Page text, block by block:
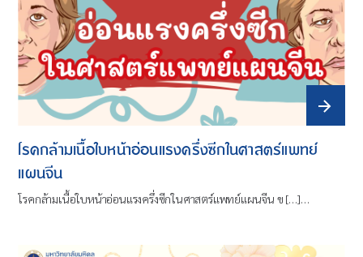
โรคกล้ามเนื้อใบหน้าอ่อนแรงครึ่งซีกในศาสตร์แพทย์
แผนจีน
โรคกล้ามเนื้อใบหน้าอ่อนแรงครึ่งซีกในศาสตร์แพทย์แผนจีน ข […]…